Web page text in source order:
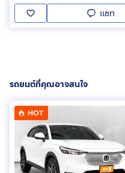
แชท
รถยนต์ที่คุณอาจสนใจ
HOT